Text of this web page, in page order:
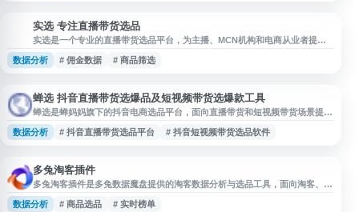
实选 专注直播带货选品
实选是一个专业的直播带货选品平台，为主播、MCN机构和电商从业者提供
商品筛选和数据分析服务。平台汇聚海量优质货源，涵盖美妆、服饰、食品、
家居、数码等多个品类，帮助用户快速找到适合直播销售的商品。实选通过数
商平台，简化选品流程
数据分析 # 佣金数据 # 商品筛选
蝉选 抖音直播带货选爆品及短视频带货选爆款工具
蝉选是蝉妈妈旗下的抖音电商选品平台，面向直播带货和短视频带货场景提供
选品工具与数据参考。平台整合抖音优质商品资源，覆盖爆款商品榜单、直播
间引流产品推荐、销量趋势分析及高佣金商品库，帮助达人和商家优化选品策
数据分析 # 抖音直播带货选品平台 # 抖音短视频带货选品软件
多兔淘客插件
多兔淘客插件是多兔数据魔盘提供的淘客数据分析与选品工具，面向淘客、电
商运营及相关企业用户。平台围绕商品历史数据、销量趋势、实时榜单等维
度，帮助用户了解全网热销商品表现，辅助进行商品筛选、市场洞察和推广决
数据分析 # 商品选品 # 实时榜单